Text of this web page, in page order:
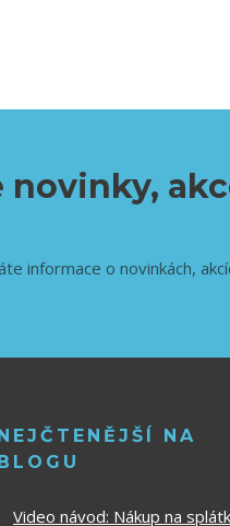
novinky,
informace o novinkách,
NA
Video návod: Nákup na